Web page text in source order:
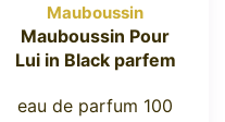
Mauboussin
Mauboussin Pour
Lui in Black parfem
eau de parfum 100